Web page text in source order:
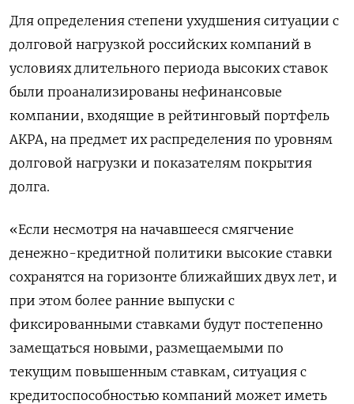
Для определения степени ухудшения ситуации с
долговой нагрузкой российских компаний в
условиях длительного периода высоких ставок
были проанализированы нефинансовые
компании, входящие в рейтинговый портфель
АКРА, на предмет их распределения по уровням
долговой нагрузки и показателям покрытия
долга.
«Если несмотря на начавшееся смягчение
денежно-кредитной политики высокие ставки
сохранятся на горизонте ближайших двух лет, и
при этом более ранние выпуски с
фиксированными ставками будут постепенно
замещаться новыми, размещаемыми по
текущим повышенным ставкам, ситуация с
кредитоспособностью компаний может иметь